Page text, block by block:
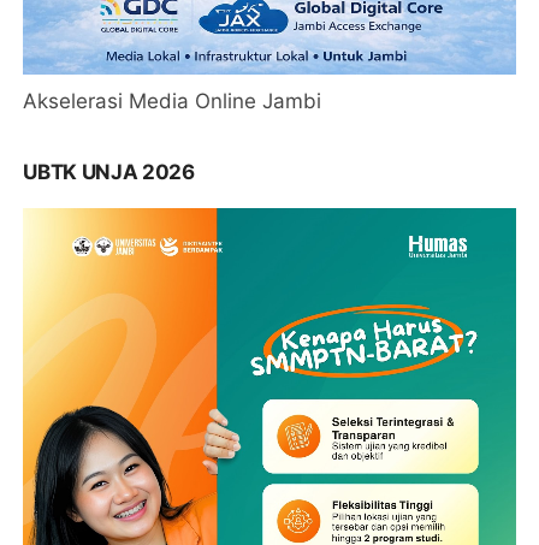
Akselerasi Media Online Jambi
UBTK UNJA 2026